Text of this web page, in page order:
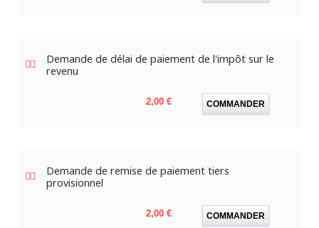
Demande de délai de paiement de l'impôt sur le
revenu
Prix
2,00 € COMMANDER
Demande de remise de paiement tiers
provisionnel
Prix
2,00 € COMMANDER